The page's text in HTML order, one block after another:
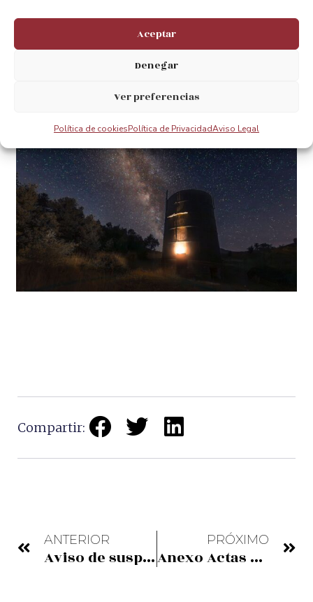
Aceptar
Denegar
Ver preferencias
Política de cookiesPolítica de PrivacidadAviso Legal
Fotografía Ganadora
Compartir:
ANTERIOR
Aviso de suspensión temporal del servicio de la barquilla
PRÓXIMO
Anexo Actas Talleres Alianza Paisajes Culturales y Sitios Afines PM 2025